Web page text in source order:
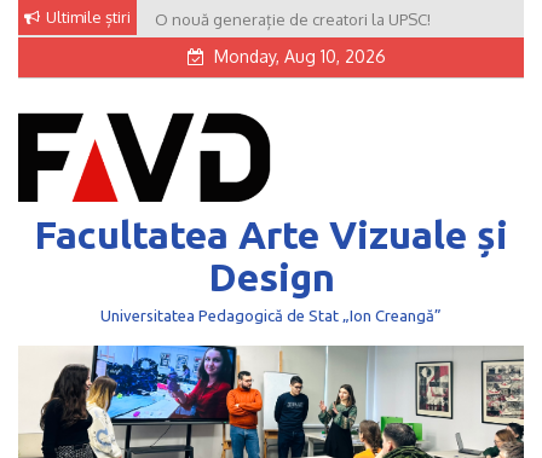
Skip
content
Ultimile știri O nouă generație de creatori la UPSC!
Monday, Aug 10, 2026
Facultatea Arte Vizuale și
Design
Universitatea Pedagogică de Stat „Ion Creangă”